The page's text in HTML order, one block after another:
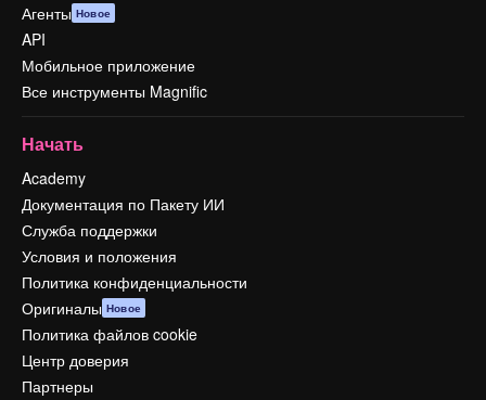
Агенты Новое
API
Мобильное приложение
Все инструменты Magnific
Начать
Academy
Документация по Пакету ИИ
Служба поддержки
Условия и положения
Политика конфиденциальности
Оригиналы Новое
Политика файлов cookie
Центр доверия
Партнеры